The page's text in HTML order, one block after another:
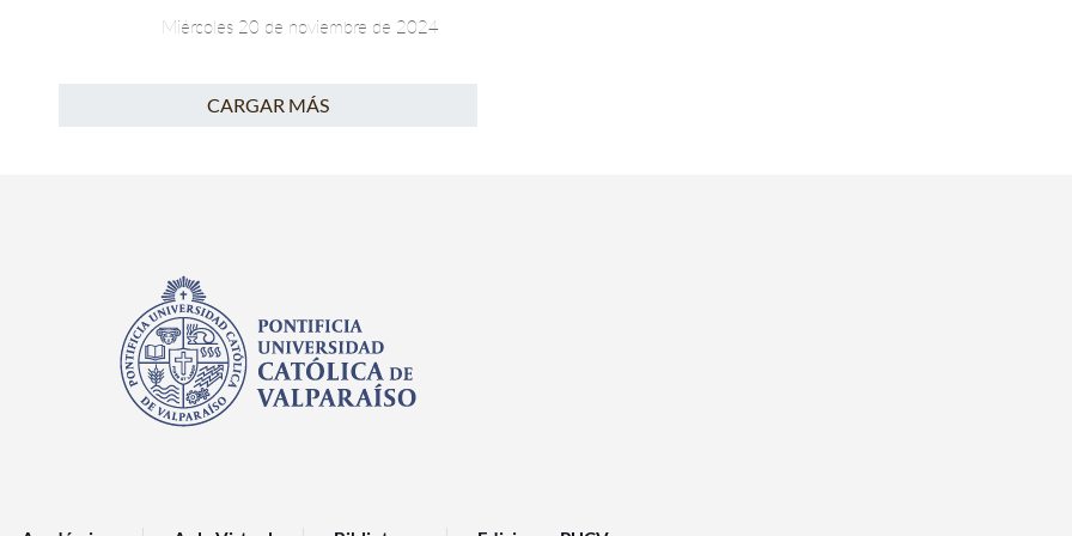
Miércoles 20 de noviembre de 2024
CARGAR MÁS